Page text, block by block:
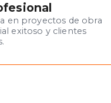
en proyectos de obra
exitoso y clientes